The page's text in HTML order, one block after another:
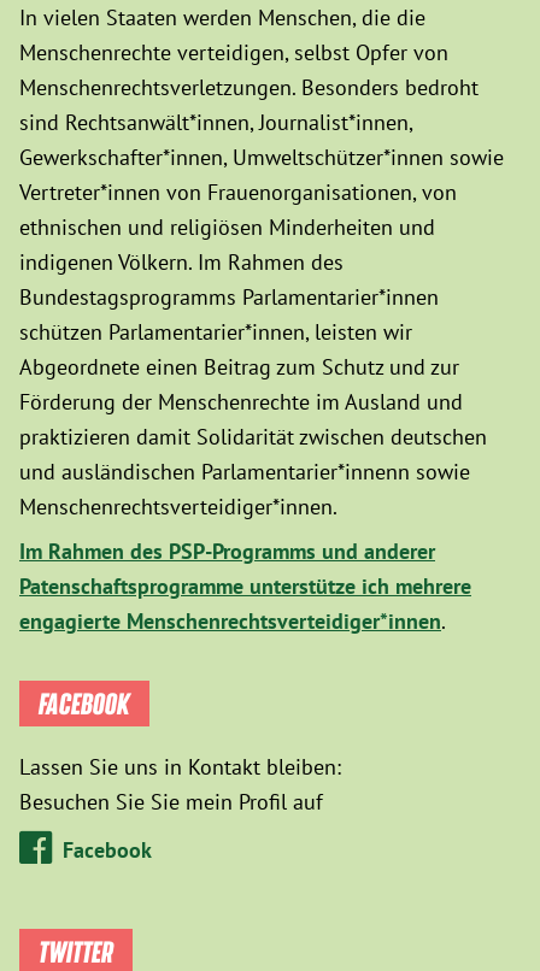
In vielen Staaten werden Menschen, die die
Menschenrechte verteidigen, selbst Opfer von
Menschenrechtsverletzungen. Besonders bedroht
sind Rechtsanwält*innen, Journalist*innen,
Gewerkschafter*innen, Umweltschützer*innen sowie
Vertreter*innen von Frauenorganisationen, von
ethnischen und religiösen Minderheiten und
indigenen Völkern. Im Rahmen des
Bundestagsprogramms Parlamentarier*innen
schützen Parlamentarier*innen, leisten wir
Abgeordnete einen Beitrag zum Schutz und zur
Förderung der Menschenrechte im Ausland und
praktizieren damit Solidarität zwischen deutschen
und ausländischen Parlamentarier*innenn sowie
Menschenrechtsverteidiger*innen.
Im Rahmen des PSP-Programms und anderer
Patenschaftsprogramme unterstütze ich mehrere
engagierte Menschenrechtsverteidiger*innen.
FACEBOOK
Lassen Sie uns in Kontakt bleiben:
Besuchen Sie Sie mein Profil auf
Facebook
TWITTER